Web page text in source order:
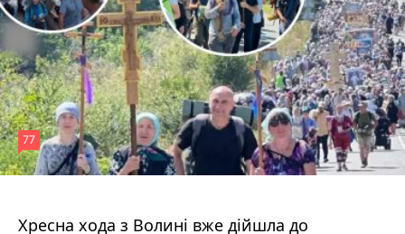
Хресна хода з Волині вже дійшла до
77